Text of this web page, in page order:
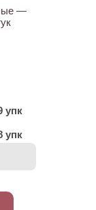
—
упк
упк